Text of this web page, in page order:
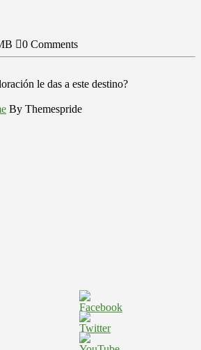
0 Comments
le das a este destino?
By Themespride